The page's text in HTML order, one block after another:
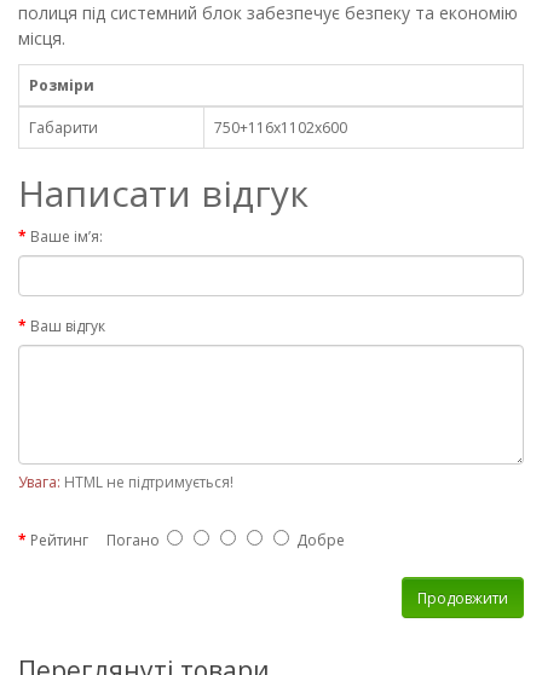
полиця під системний блок забезпечує безпеку та економію
місця.
Розміри
Габарити 750+116х1102х600
Написати відгук
Ваше ім’я:
Ваш відгук
Увага: HTML не підтримується!
Рейтинг Погано Добре
Продовжити